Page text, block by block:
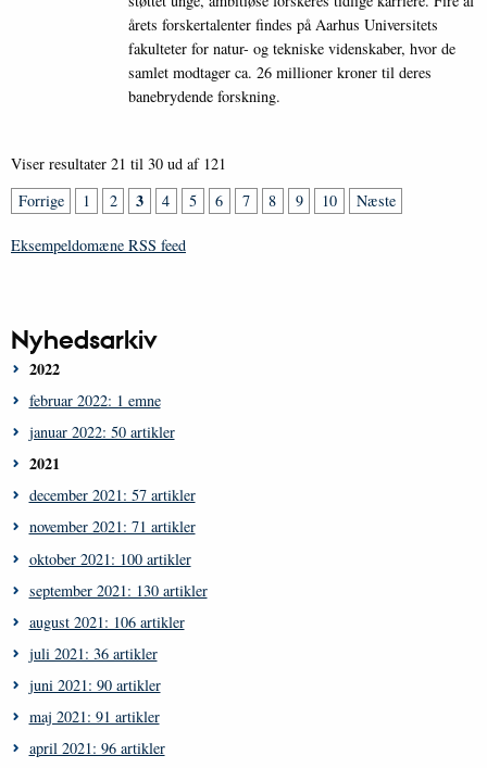
årets forskertalenter findes på Aarhus Universitets
fakulteter for natur- og tekniske videnskaber, hvor de
samlet modtager ca. 26 millioner kroner til deres
banebrydende forskning.
Viser resultater 21 til 30 ud af 121
Forrige
1 2 3 4 5 6 7 8 9 10 Næste
Eksempeldomæne RSS feed
Nyhedsarkiv
2022
februar 2022: 1 emne
januar 2022: 50 artikler
2021
december 2021: 57 artikler
november 2021: 71 artikler
oktober 2021: 100 artikler
september 2021: 130 artikler
august 2021: 106 artikler
juli 2021: 36 artikler
juni 2021: 90 artikler
maj 2021: 91 artikler
april 2021: 96 artikler